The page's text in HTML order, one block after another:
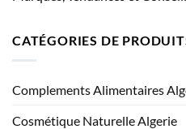
CATÉGORIES DE
Complements Alimentaires
Cosmétique Naturelle Algerie